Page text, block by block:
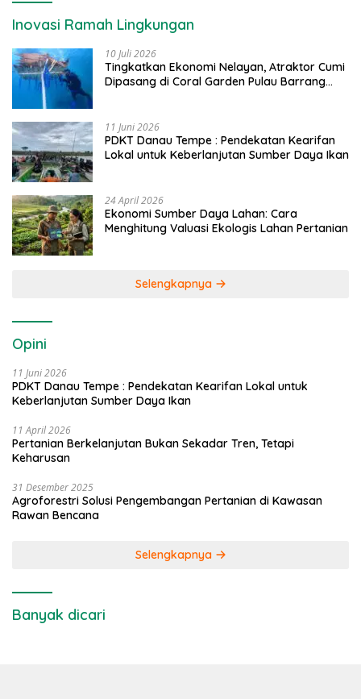
Inovasi Ramah Lingkungan
10 Juli 2026
Tingkatkan Ekonomi Nelayan, Atraktor Cumi
Dipasang di Coral Garden Pulau Barrang
11 Juni 2026
PDKT Danau Tempe : Pendekatan Kearifan
Lokal untuk Keberlanjutan Sumber Daya Ikan
24 April 2026
Ekonomi Sumber Daya Lahan: Cara
Menghitung Valuasi Ekologis Lahan Pertanian
Selengkapnya
Opini
11 Juni 2026
PDKT Danau Tempe : Pendekatan Kearifan Lokal untuk
Keberlanjutan Sumber Daya Ikan
11 April 2026
Pertanian Berkelanjutan Bukan Sekadar Tren, Tetapi
Keharusan
31 Desember 2025
Agroforestri Solusi Pengembangan Pertanian di Kawasan
Rawan Bencana
Selengkapnya
Banyak dicari